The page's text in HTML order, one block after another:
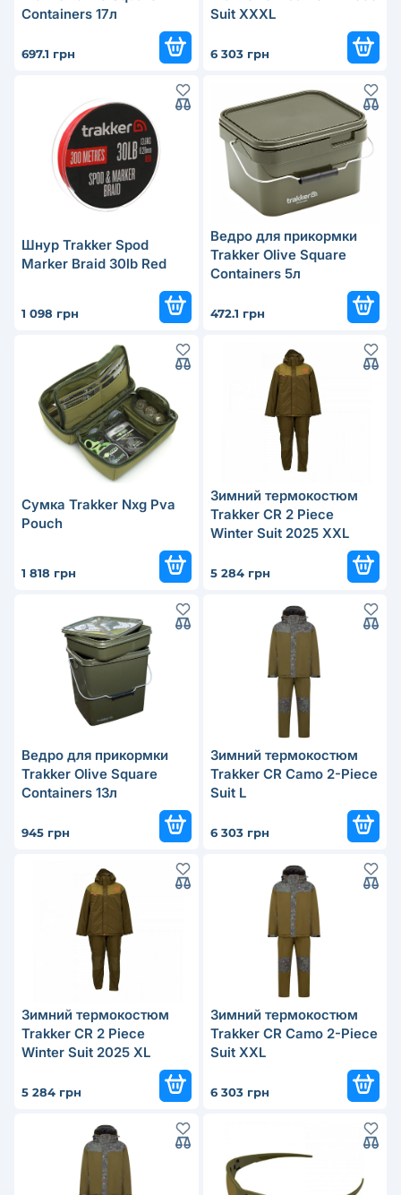
Containers 17л
697.1 грн
Suit XXXL
6 303 грн
Шнур Trakker Spod
Marker Braid 30lb Red
1 098 грн
Ведро для прикормки
Trakker Olive Square
Containers 5л
472.1 грн
Сумка Trakker Nxg Pva
Pouch
1 818 грн
Зимний термокостюм
Trakker CR 2 Piece
Winter Suit 2025 XXL
5 284 грн
Ведро для прикормки
Trakker Olive Square
Containers 13л
945 грн
Зимний термокостюм
Trakker CR Camo 2-Piece
Suit L
6 303 грн
Зимний термокостюм
Trakker CR 2 Piece
Winter Suit 2025 XL
5 284 грн
Зимний термокостюм
Trakker CR Camo 2-Piece
Suit XXL
6 303 грн